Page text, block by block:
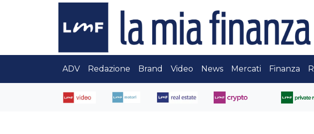
ADV Redazione Brand Video News Mercati Finanza